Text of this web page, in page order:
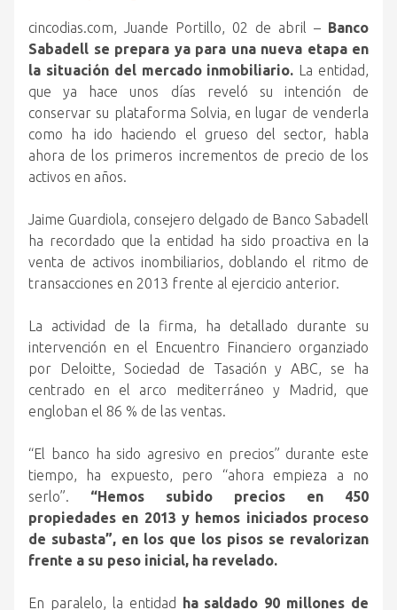
cincodias.com, Juande Portillo, 02 de abril – Banco
Sabadell se prepara ya para una nueva etapa en
la situación del mercado inmobiliario. La entidad,
que ya hace unos días reveló su intención de
conservar su plataforma Solvia, en lugar de venderla
como ha ido haciendo el grueso del sector, habla
ahora de los primeros incrementos de precio de los
activos en años.
Jaime Guardiola, consejero delgado de Banco Sabadell
ha recordado que la entidad ha sido proactiva en la
venta de activos inombiliarios, doblando el ritmo de
transacciones en 2013 frente al ejercicio anterior.
La actividad de la firma, ha detallado durante su
intervención en el Encuentro Financiero organziado
por Deloitte, Sociedad de Tasación y ABC, se ha
centrado en el arco mediterráneo y Madrid, que
engloban el 86 % de las ventas.
“El banco ha sido agresivo en precios” durante este
tiempo, ha expuesto, pero “ahora empieza a no
serlo”. “Hemos subido precios en 450
propiedades en 2013 y hemos iniciados proceso
de subasta”, en los que los pisos se revalorizan
frente a su peso inicial, ha revelado.
En paralelo, la entidad ha saldado 90 millones de